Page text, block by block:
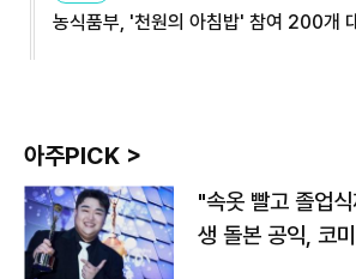
농식품부, '천원의 아침밥' 참여 200개
아주PICK >
"속옷 빨고 졸업
생 돌본 공익, 코